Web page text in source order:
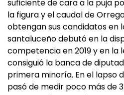
suficiente de cara a la puja
la figura y el caudal de
obtengan sus candidatos en
santaluceño debutó en la
competencia en 2019 y en la
consiguió la banca de
primera minoría. En el lapso
pasó de medir poco más de